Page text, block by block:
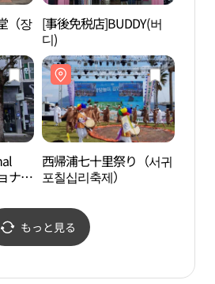
（장 [事後免税店]BUDDY(버
디)
ナル
(내
포
西帰浦七十里祭り（서귀
포칠십리축제）
もっと見る